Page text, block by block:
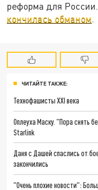
реформа для
кончилась обманом.
ЧИТАЙТЕ ТАКЖЕ:
Технофашисты XXI века
Оплеуха Маску. "Пора снять
Starlink
Даня с Дашей спаслись от
закончились
"Очень плохие новости":